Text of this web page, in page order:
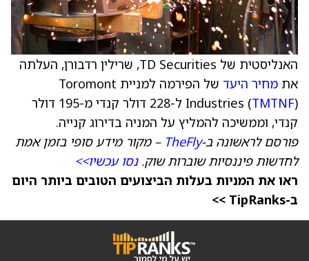
האנליסטית של TD Securities, שרילין רדבורן, העלתה
את מחיר היעד
של הפירמה למניית Toromont
Industries (TMTNF
) ל-228 דולר קנדי מ-195 דולר
קנדי, וממשיכה להמליץ על המניה בדירוג קנייה.
פורסם לראשונה ב-TheFly – מקור מידע סופי בזמן אמת
לחדשות פיננסיות שוברות שוק.נסו עכשיו>>
ראו את המניות בעלות הביצועים הטובים ביותר היום
ב-TipRanks >>